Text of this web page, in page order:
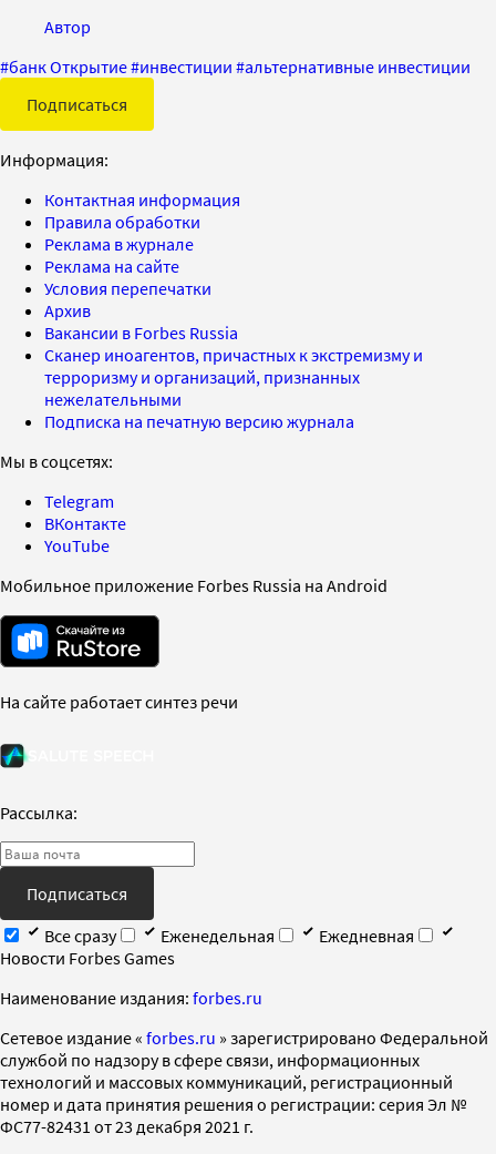
Автор
#банк Открытие#инвестиции #альтернативные инвестиции
Подписаться
Информация:
Контактная информация
Правила обработки
Реклама в журнале
Реклама на сайте
Условия перепечатки
Архив
Вакансии в Forbes Russia
Сканер иноагентов, причастных к экстремизму и
терроризму и организаций, признанных
нежелательными
Подписка на печатную версию журнала
Мы в соцсетях:
Telegram
ВКонтакте
YouTube
Мобильное приложение Forbes Russia на Android
На сайте работает синтез речи
Рассылка:
Подписаться
Все сразу
Еженедельная
Ежедневная
Новости Forbes Games
Наименование издания: forbes.ru
Cетевое издание « forbes.ru » зарегистрировано Федеральной
службой по надзору в сфере связи, информационных
технологий и массовых коммуникаций, регистрационный
номер и дата принятия решения о регистрации: серия Эл №
ФС77-82431 от 23 декабря 2021 г.